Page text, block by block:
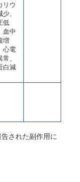
リウ
少、
低
血中
増
心電
常、
白減
された副作用に